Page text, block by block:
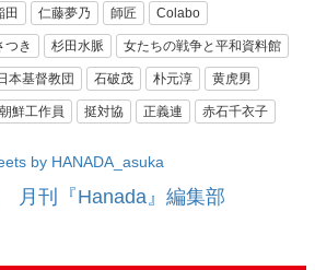
田 仁藤夢乃 師匠 Colabo
つき 杉田水脈 女たちの戦争と平和資料館
本基督教団 石破茂 朴元淳 黄虎男
鮮工作員 挺対協 正義連 赤石千衣子
by HANADA_asuka
月刊『Hanada』編集部